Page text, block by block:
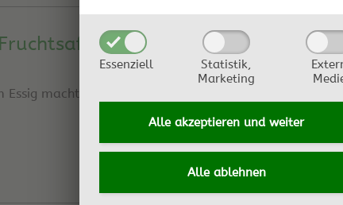
Essenziell
Statistik,
Marketing
Alle akzeptieren und weiter
Alle ablehnen
Konzentrat
macht die Mischung haltbar. Je höher der